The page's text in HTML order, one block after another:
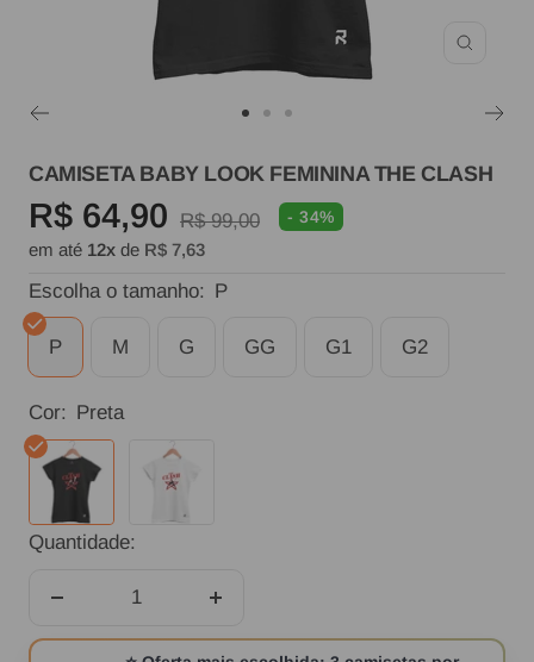
ao
slide
1
ao
slide
ao
slide
3
CAMISETA BABY LOOK FEMININA THE CLASH
Preço
promocional
R$ 64,90 Preço
normal
R$ 99,00 - 34%
em até 12x de R$ 7,63
Escolha o tamanho: P
P M G GG G1 G2
Cor:
Preta
Preta
Branca
Quantidade:
quantidade
quantidade